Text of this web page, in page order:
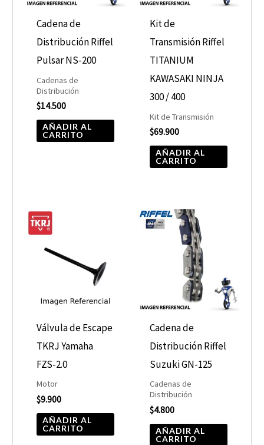
Cadena de
Distribución Riffel
Pulsar NS-200
Cadenas de
Distribución
$14.500
AÑADIR AL
CARRITO
Kit de
Transmisión Riffel
TITANIUM
KAWASAKI NINJA
300 / 400
Kit de Transmisión
$69.900
AÑADIR AL
CARRITO
Válvula de Escape
TKRJ Yamaha
FZS-2.0
Motor
$9.900
AÑADIR AL
CARRITO
Cadena de
Distribución Riffel
Suzuki GN-125
Cadenas de
Distribución
$4.800
AÑADIR AL
CARRITO